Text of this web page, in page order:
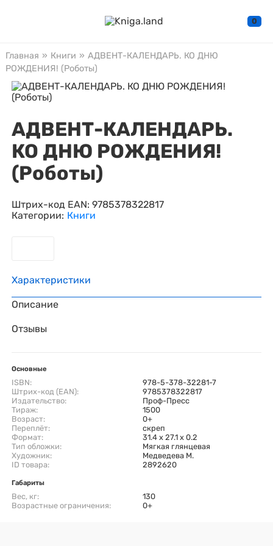
0
Главная » Книги » АДВЕНТ-КАЛЕНДАРЬ. КО ДНЮ
РОЖДЕНИЯ! (Роботы)
АДВЕНТ-КАЛЕНДАРЬ.
КО ДНЮ РОЖДЕНИЯ!
(Роботы)
Штрих-код EAN: 9785378322817
Категории: Книги
Характеристики
Описание
Отзывы
Основные
ISBN:
978-5-378-32281-7
Штрих-код (EAN):
9785378322817
Издательство:
Проф-Пресс
Тираж:
1500
Возраст:
0+
Переплёт:
скреп
Формат:
31.4 x 27.1 x 0.2
Тип обложки:
Мягкая глянцевая
Художник:
Медведева М.
ID товара:
2892620
Габариты
Вес, кг:
130
Возрастные ограничения:
0+